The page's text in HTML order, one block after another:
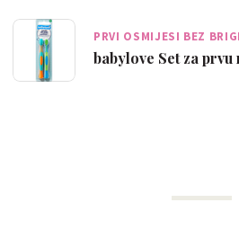
PRVI OSMIJESI BEZ
babylove Set za prvu